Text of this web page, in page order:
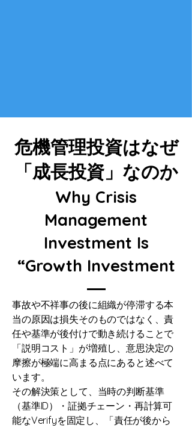
危機管理投資はなぜ
「成長投資」なのか
Why Crisis
Management
Investment Is
“Growth Investment
事故や不祥事の後に組織が停滞する本
当の原因は損失そのものではなく、責
任や基準が後付けで動き続けることで
「説明コスト」が増殖し、意思決定の
摩擦が極端に高まる点にあると述べて
います。
その解決策として、当時の判断基準
（基準ID）・証拠チェーン・再計算可
能なVerifyを固定し、「責任が後から